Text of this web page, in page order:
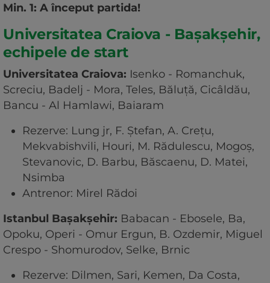
Min. 1: A început partida!
Universitatea Craiova - Bașakșehir,
echipele de start
Universitatea Craiova: Isenko - Romanchuk,
Screciu, Badelj - Mora, Teles, Băluță, Cicâldău,
Bancu - Al Hamlawi, Baiaram
Rezerve: Lung jr, F. Ștefan, A. Crețu,
Mekvabishvili, Houri, M. Rădulescu, Mogoș,
Stevanovic, D. Barbu, Băscaenu, D. Matei,
Nsimba
Antrenor: Mirel Rădoi
Istanbul Bașakșehir: Babacan - Ebosele, Ba,
Opoku, Operi - Omur Ergun, B. Ozdemir, Miguel
Crespo - Shomurodov, Selke, Brnic
Rezerve: Dilmen, Sari, Kemen, Da Costa,